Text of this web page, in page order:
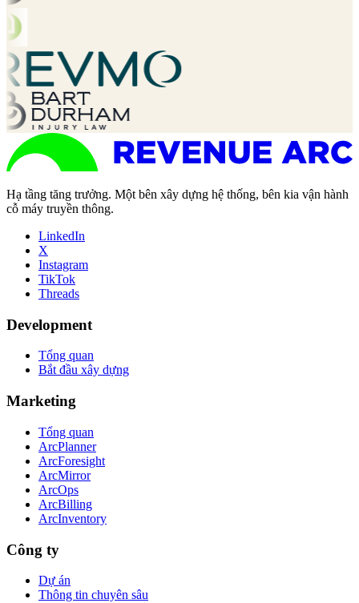
Hạ tầng tăng trưởng. Một bên xây dựng hệ thống, bên kia vận hành
cỗ máy truyền thông.
LinkedIn
X
Instagram
TikTok
Threads
Development
Tổng quan
Bắt đầu xây dựng
Marketing
Tổng quan
ArcPlanner
ArcForesight
ArcMirror
ArcOps
ArcBilling
ArcInventory
Công ty
Dự án
Thông tin chuyên sâu